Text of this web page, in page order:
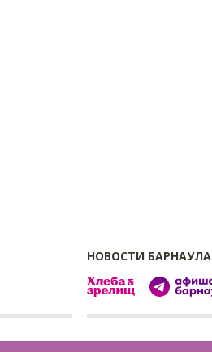
НОВОСТИ БАРНАУЛА